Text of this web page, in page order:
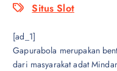
Situs Slot
[ad_1]
Gapurabola merupakan
dari masyarakat adat